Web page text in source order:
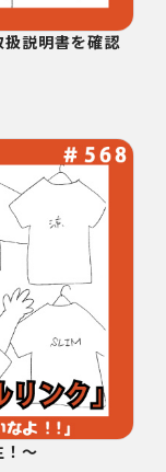
説明書を確認
！～